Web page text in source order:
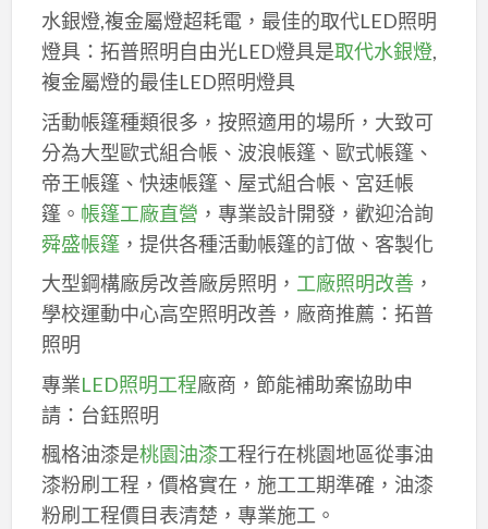
水銀燈,複金屬燈超耗電，最佳的取代LED照明
燈具：拓普照明自由光LED燈具是取代水銀燈,
複金屬燈的最佳LED照明燈具
活動帳篷種類很多，按照適用的場所，大致可
分為大型歐式組合帳、波浪帳篷、歐式帳篷、
帝王帳篷、快速帳篷、屋式組合帳、宮廷帳
篷。 帳篷工廠直營 ，專業設計開發，歡迎洽詢
舜盛帳篷，提供各種活動帳篷的訂做、客製化
大型鋼構廠房改善廠房照明， 工廠照明改善，
學校運動中心高空照明改善，廠商推薦：拓普
照明
專業LED照明工程廠商，節能補助案協助申
請：台鈺照明
楓格油漆是桃園油漆工程行在桃園地區從事油
漆粉刷工程，價格實在，施工工期準確，油漆
粉刷工程價目表清楚，專業施工。